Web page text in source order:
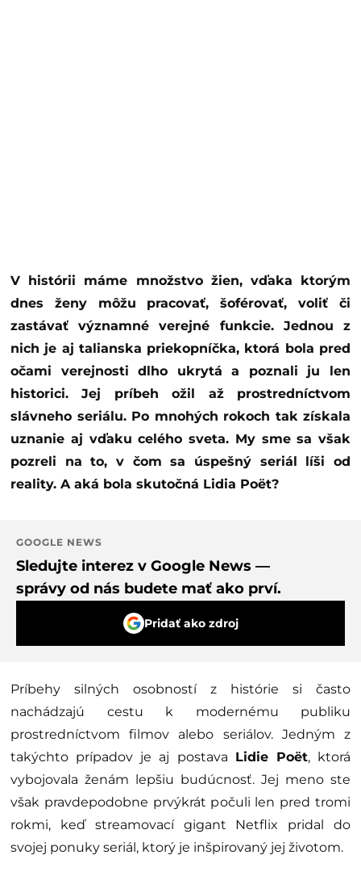
V histórii máme množstvo žien, vďaka ktorým
dnes ženy môžu pracovať, šoférovať, voliť či
zastávať významné verejné funkcie. Jednou z
nich je aj talianska priekopníčka, ktorá bola pred
očami verejnosti dlho ukrytá a poznali ju len
historici. Jej príbeh ožil až prostredníctvom
slávneho seriálu. Po mnohých rokoch tak získala
uznanie aj vďaku celého sveta. My sme sa však
pozreli na to, v čom sa úspešný seriál líši od
reality. A aká bola skutočná Lidia Poët?
GOOGLE NEWS
Sledujte interez v Google News —
správy od nás budete mať ako prví.
Pridať ako zdroj
Príbehy silných osobností z histórie si často
nachádzajú cestu k modernému publiku
prostredníctvom filmov alebo seriálov. Jedným z
takýchto prípadov je aj postava Lidie Poët, ktorá
vybojovala ženám lepšiu budúcnosť. Jej meno ste
však pravdepodobne prvýkrát počuli len pred tromi
rokmi, keď streamovací gigant Netflix pridal do
svojej ponuky seriál, ktorý je inšpirovaný jej životom.